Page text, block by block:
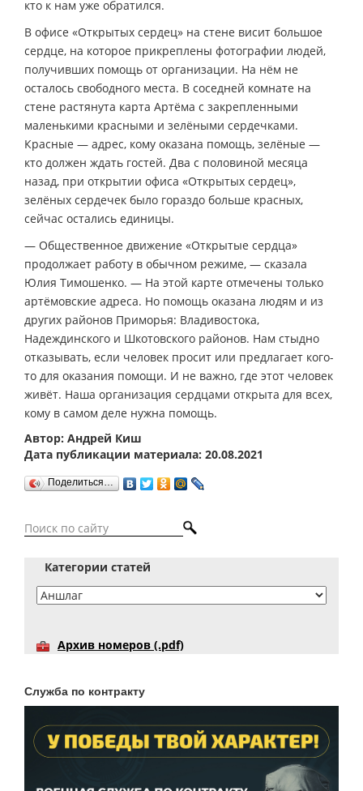
кто к нам уже обратился.
В офисе «Открытых сердец» на стене висит большое
сердце, на которое прикреплены фотографии людей,
получивших помощь от организации. На нём не
осталось свободного места. В соседней комнате на
стене растянута карта Артёма с закрепленными
маленькими красными и зелёными сердечками.
Красные — адрес, кому оказана помощь, зелёные —
кто должен ждать гостей. Два с половиной месяца
назад, при открытии офиса «Открытых сердец»,
зелёных сердечек было гораздо больше красных,
сейчас остались единицы.
— Общественное движение «Открытые сердца»
продолжает работу в обычном режиме, — сказала
Юлия Тимошенко. — На этой карте отмечены только
артёмовские адреса. Но помощь оказана людям и из
других районов Приморья: Владивостока,
Надеждинского и Шкотовского районов. Нам стыдно
отказывать, если человек просит или предлагает кого-
то для оказания помощи. И не важно, где этот человек
живёт. Наша организация сердцами открыта для всех,
кому в самом деле нужна помощь.
Автор: Андрей Киш
Дата публикации материала: 20.08.2021
Поделиться…
Категории статей
Архив номеров (.pdf)
Служба по контракту